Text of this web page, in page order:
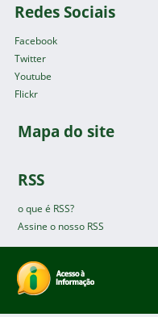
Redes Sociais
Facebook
Twitter
Youtube
Flickr
Mapa do site
RSS
o que é RSS?
Assine o nosso RSS